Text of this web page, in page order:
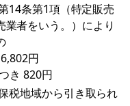
14条第1項（特定販売
者をいう。）により
円
き 820円
税地域から引き取られ